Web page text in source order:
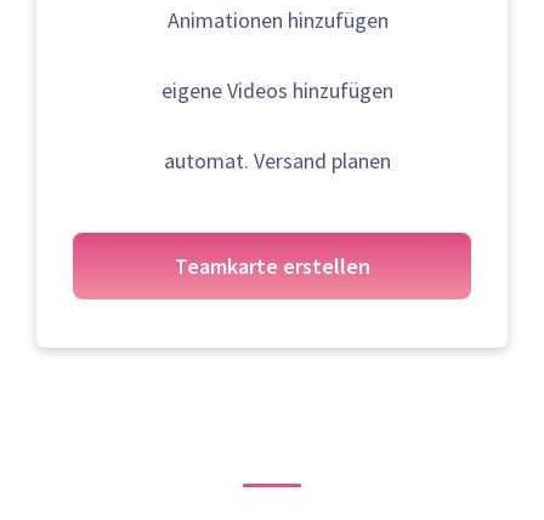
Animationen hinzufügen
eigene Videos hinzufügen
automat. Versand planen
Teamkarte erstellen